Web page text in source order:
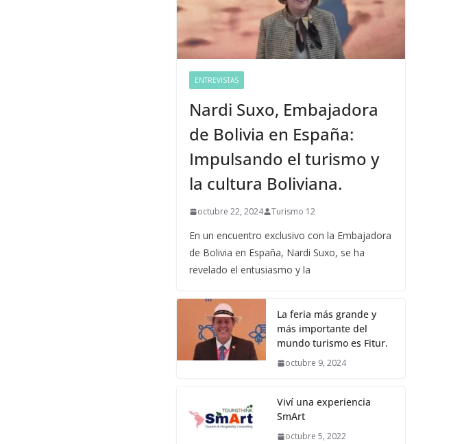
ENTREVISTAS
Nardi Suxo, Embajadora
de Bolivia en España:
Impulsando el turismo y
la cultura Boliviana.
octubre 22, 2024 Turismo 12
En un encuentro exclusivo con la Embajadora
de Bolivia en España, Nardi Suxo, se ha
revelado el entusiasmo y la
La feria más grande y
más importante del
mundo turismo es Fitur.
octubre 9, 2024
Viví una experiencia
SmArt
octubre 5, 2022